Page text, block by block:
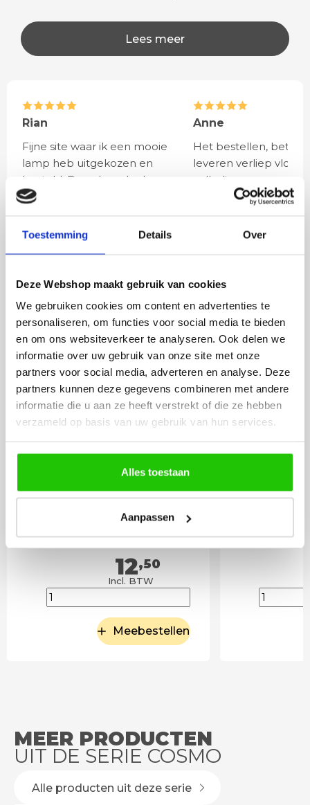
Toestemming Details Over
Deze Webshop maakt gebruik van cookies
We gebruiken cookies om content en advertenties te
personaliseren, om functies voor social media te bieden
en om ons websiteverkeer te analyseren. Ook delen we
informatie over uw gebruik van onze site met onze
partners voor social media, adverteren en analyse. Deze
partners kunnen deze gegevens combineren met andere
informatie die u aan ze heeft verstrekt of die ze hebben
verzameld op basis van uw gebruik van hun services.
Alles toestaan
Aanpassen
Lees meer
Rian
Fijne site waar ik een mooie
lamp heb uitgekozen en
besteld. De volgende dag
werd deze al bezorgd. Super
Anne
Het bestellen,
leveren verliep vlot en
volledig naar wens.
artikel is zeer mooi
eenvoudig te
BESTELINCLUSIEF
LICHTBRONNEN
LED G9 lichtbron 3-
stappen dimbaar -
memory functie
12,50
Incl. BTW
Meebestellen
LED G9
warm
MEER PRODUCTEN
UIT DE SERIE COSMO
Alle producten uit deze serie